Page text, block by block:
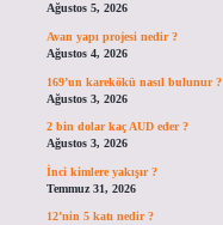
Ağustos 5, 2026
Avan yapı projesi nedir ?
Ağustos 4, 2026
169’un karekökü nasıl bulunur ?
Ağustos 3, 2026
2 bin dolar kaç AUD eder ?
Ağustos 3, 2026
İnci kimlere yakışır ?
Temmuz 31, 2026
12’nin 5 katı nedir ?